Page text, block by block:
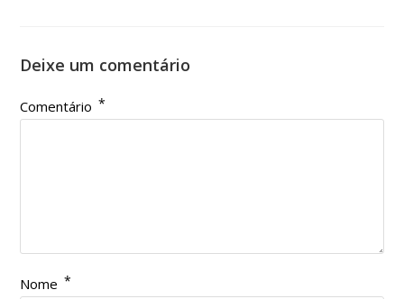
Deixe um comentário
Comentário *
Nome *